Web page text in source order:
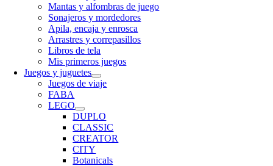
Mantas y alfombras de juego
Sonajeros y mordedores
Apila, encaja y enrosca
Arrastres y correpasillos
Libros de tela
Mis primeros juegos
Juegos y juguetes
Juegos de viaje
FABA
LEGO
DUPLO
CLASSIC
CREATOR
CITY
Botanicals